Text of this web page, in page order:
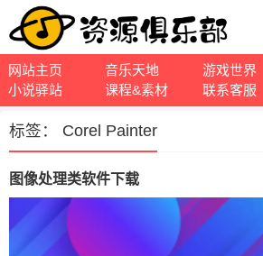
网站主页 音乐天地 游戏世界
小说驿站
课程&素材 联系客服
标签： Corel Painter
图像处理类软件下载